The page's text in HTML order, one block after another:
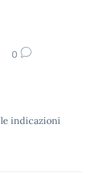
0
le indicazioni